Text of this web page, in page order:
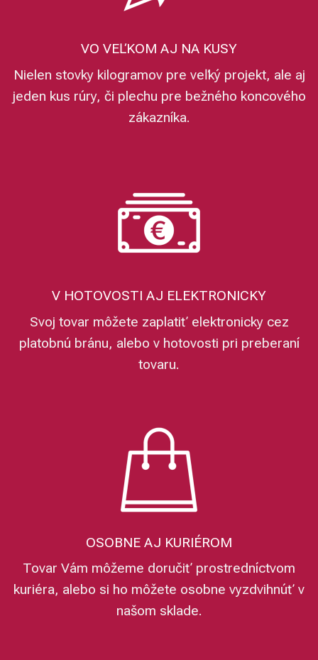
VO VEĽKOM AJ NA KUSY
Nielen stovky kilogramov pre veľký projekt, ale aj
jeden kus rúry, či plechu pre bežného koncového
zákazníka.
V HOTOVOSTI AJ ELEKTRONICKY
Svoj tovar môžete zaplatiť elektronicky cez
platobnú bránu, alebo v hotovosti pri preberaní
tovaru.
OSOBNE AJ KURIÉROM
Tovar Vám môžeme doručiť prostredníctvom
kuriéra, alebo si ho môžete osobne vyzdvihnúť v
našom sklade.